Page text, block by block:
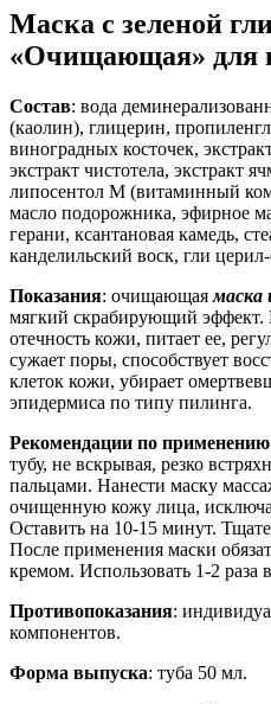
Маска с зеленой
«Очищающая» для
Состав: вода
(каолин), глицерин,
виноградных косточек,
экстракт чистотела, экстракт
липосентол М (витаминный
масло подорожника, эфирное
герани, ксантановая камедь,
канделильский воск, гли церил-
Показания: очищающаямаска
мягкий скрабирующий эффект.
отечность кожи, питает ее,
сужает поры, способствует
клеток кожи, убирает
эпидермиса по типу пилинга.
Рекомендации по применению
тубу, не вскрывая, резко
пальцами. Нанести маску
очищенную кожу лица,
Оставить на 10-15 минут.
После применения маски
кремом. Использовать 1-2 раза
Противопоказания:
компонентов.
Форма выпуска: туба 50 мл.